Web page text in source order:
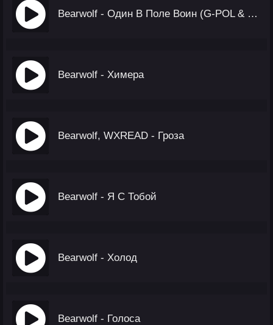
Bearwolf - Один В Поле Воин (G-POL & PACANI Remix)
Bearwolf - Химера
Bearwolf, WXREAD - Гроза
Bearwolf - Я С Тобой
Bearwolf - Холод
Bearwolf - Голоса